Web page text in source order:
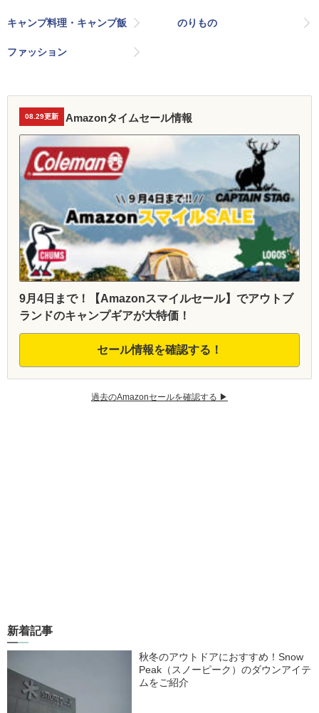
キャンプ料理・キャンプ飯 のりもの
ファッション
08.29更新 Amazonタイムセール情報
9月4日まで！【Amazonスマイルセール】でアウトブ
ランドのキャンプギアが大特価！
セール情報を確認する！
過去のAmazonセールを確認する ▶︎
新着記事
秋冬のアウトドアにおすすめ！Snow
Peak（スノーピーク）のダウンアイテ
ムをご紹介